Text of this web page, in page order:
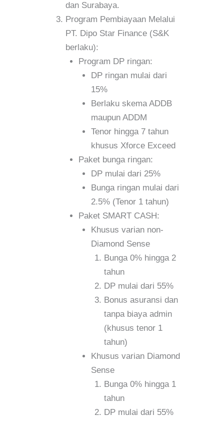
dan Surabaya.
Program Pembiayaan Melalui
PT. Dipo Star Finance (S&K
berlaku):
Program DP ringan:
DP ringan mulai dari
15%
Berlaku skema ADDB
maupun ADDM
Tenor hingga 7 tahun
khusus Xforce Exceed
Paket bunga ringan:
DP mulai dari 25%
Bunga ringan mulai dari
2.5% (Tenor 1 tahun)
Paket SMART CASH:
Khusus varian non-
Diamond Sense
Bunga 0% hingga 2
tahun
DP mulai dari 55%
Bonus asuransi dan
tanpa biaya admin
(khusus tenor 1
tahun)
Khusus varian Diamond
Sense
Bunga 0% hingga 1
tahun
DP mulai dari 55%